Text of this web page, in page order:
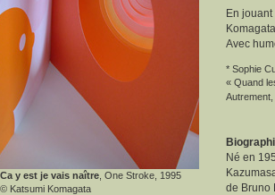
Ca y est je vais naître , One Stroke, 1995
© Katsumi Komagata
En
Avec
* Sophie
« Quand
Né en
de Bruno